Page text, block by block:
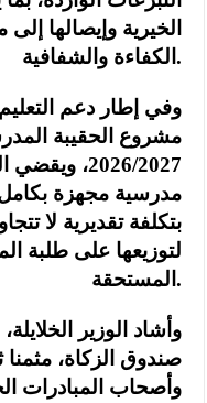
الخيرية وإيصالها
الكفاءة والشفافية.
وفي إطار دعم
مشروع الحقيبة
مدرسية مجهزة
لتوزيعها على طلبة
المستحقة.
وأشاد الوزير
صندوق الزكاة، مثمنا
وأصحاب المبادرات